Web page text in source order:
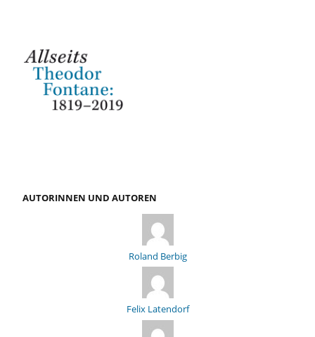
AUTORINNEN UND AUTOREN
Roland Berbig
Felix Latendorf